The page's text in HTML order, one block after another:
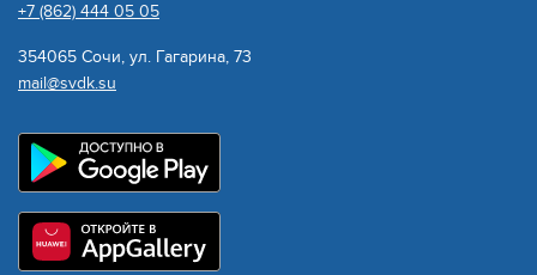
+7 (862) 444 05 05
354065 Сочи, ул. Гагарина, 73
mail@svdk.su